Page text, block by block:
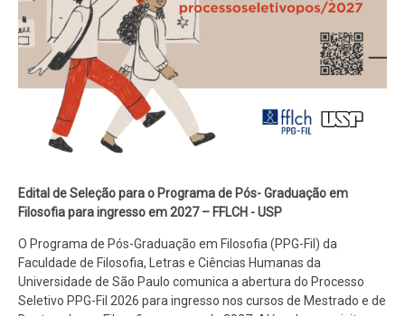
Edital de Seleção para o Programa de Pós- Graduação em
Filosofia para ingresso em 2027 – FFLCH - USP
O Programa de Pós-Graduação em Filosofia (PPG-Fil) da
Faculdade de Filosofia, Letras e Ciências Humanas da
Universidade de São Paulo comunica a abertura do Processo
Seletivo PPG-Fil 2026 para ingresso nos cursos de Mestrado e de